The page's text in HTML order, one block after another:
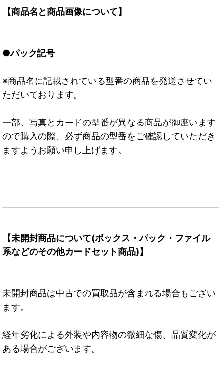
【商品名と商品画像について】
●パック記号
※商品名に記載されている型番の商品を発送させてい
ただいております。
一部、写真とカードの型番が異なる商品が御座います
ので購入の際、必ず商品の型番をご確認していただき
ますようお願い申し上げます。
【未開封商品について(ボックス・パック・ファイル
系などのその他カードセット商品)】
未開封商品は中古での買取品が含まれる場合もござい
ます。
経年劣化による外装や内容物の微細な傷、品質変化が
ある場合がございます。